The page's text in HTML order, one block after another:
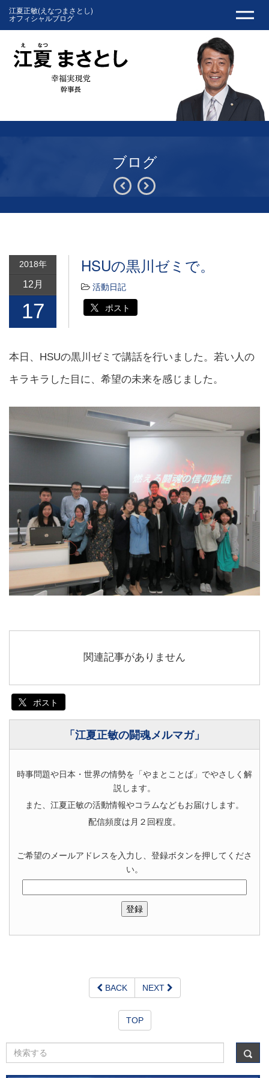
江夏正敏(えなつまさとし)
オフィシャルブログ
ブログ
2018年
12月
17
HSUの黒川ゼミで。
活動日記
ポスト
本日、HSUの黒川ゼミで講話を行いました。若い人の
キラキラした目に、希望の未来を感じました。
関連記事がありません
ポスト
「江夏正敏の闘魂メルマガ」
時事問題や日本・世界の情勢を「やまとことば」でやさしく解
説します。
また、江夏正敏の活動情報やコラムなどもお届けします。
配信頻度は月２回程度。
ご希望のメールアドレスを入力し、登録ボタンを押してくださ
い。
BACK NEXT
TOP